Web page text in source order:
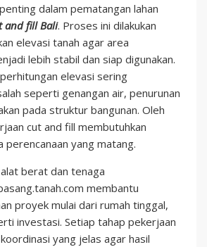
dalam pematangan lahan
and fill Bali. Proses ini dilakukan
elevasi tanah agar area
lebih stabil dan siap digunakan.
elevasi sering
seperti genangan air, penurunan
pada struktur bangunan. Oleh
cut and fill membutuhkan
perencanaan yang matang.
berat dan tenaga
membantu
proyek mulai dari rumah tinggal,
investasi. Setiap tahap pekerjaan
yang jelas agar hasil